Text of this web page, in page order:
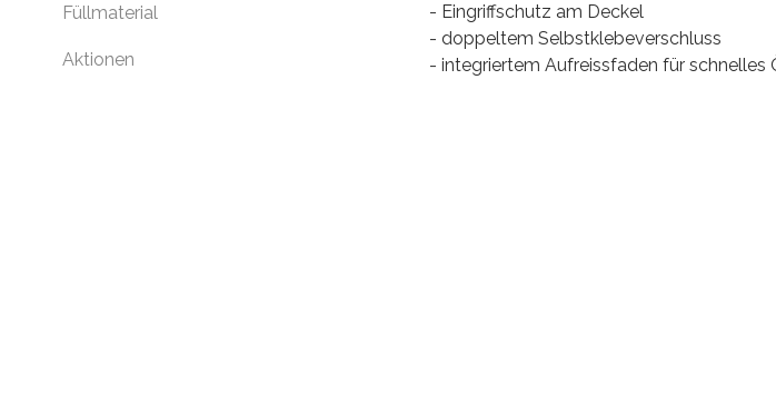
Füllmaterial
Aktionen
- Eingriffschutz am Deckel
- doppeltem Selbstklebeverschluss
- integriertem Aufreissfaden für schnelles